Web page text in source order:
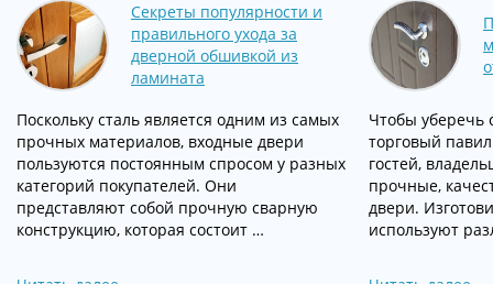
Секреты популярности и
правильного ухода за
дверной обшивкой из
ламината
Поскольку сталь является одним из самых
прочных материалов, входные двери
пользуются постоянным спросом у разных
категорий покупателей. Они
представляют собой прочную сварную
конструкцию, которая состоит …
Чтобы уберечь
торговый
гостей,
прочные,
двери.
используют